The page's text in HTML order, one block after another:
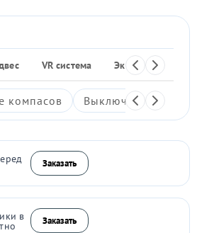
VR система Экшен-камера
компасов Выключается
Заказать
в Заказать